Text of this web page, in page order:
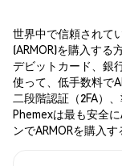
世界中で信頼されて
(ARMOR)を購入する
デビットカード、銀
使って、低手数料で
二段階認証（2FA）
Phemexは最も安全
ンでARMORを購入す